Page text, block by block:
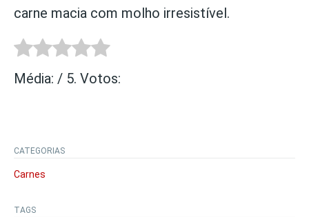
carne macia com molho irresistível.
Média: / 5. Votos:
CATEGORIAS
Carnes
TAGS